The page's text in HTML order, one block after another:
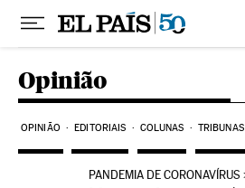
Pular para o conteúdo
Opinião
OPINIÃO EDITORIAIS COLUNAS TRIBUNAS
PANDEMIA DE CORONAVÍRUS